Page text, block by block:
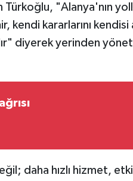
"Alanya'nın
kendi kararlarını kendisi
diyerek yerinden
daha hızlı hizmet,